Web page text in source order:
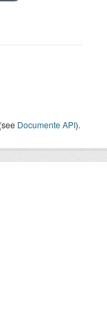
(see Documente API).